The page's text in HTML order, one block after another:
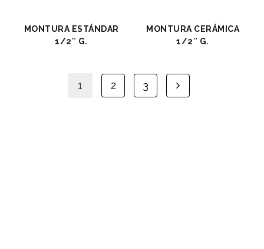
MONTURA ESTÁNDAR
1/2″ G.
MONTURA CERÁMICA
1/2″ G.
1 2 3